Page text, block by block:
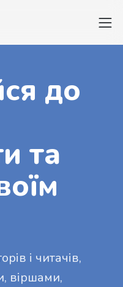
до
та
і читачів,
віршами,